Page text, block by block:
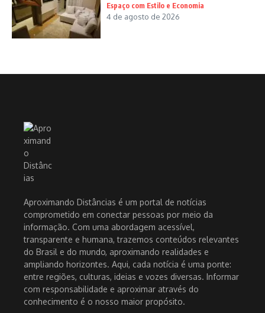
Espaço com Estilo e Economia
4 de agosto de 2026
Aproximando Distâncias é um portal de notícias
comprometido em conectar pessoas por meio da
informação. Com uma abordagem acessível,
transparente e humana, trazemos conteúdos relevantes
do Brasil e do mundo, aproximando realidades e
ampliando horizontes. Aqui, cada notícia é uma ponte:
entre regiões, culturas, ideias e vozes diversas. Informar
com responsabilidade e aproximar através do
conhecimento é o nosso maior propósito.